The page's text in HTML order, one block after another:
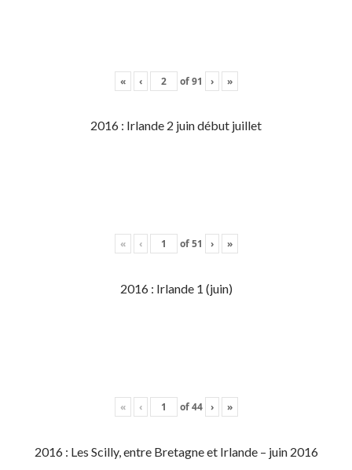
« ‹ of91 › »
2016 : Irlande 2 juin début juillet
« ‹ of51 › »
2016 : Irlande 1 (juin)
« ‹ of44 › »
2016 : Les Scilly, entre Bretagne et Irlande – juin 2016